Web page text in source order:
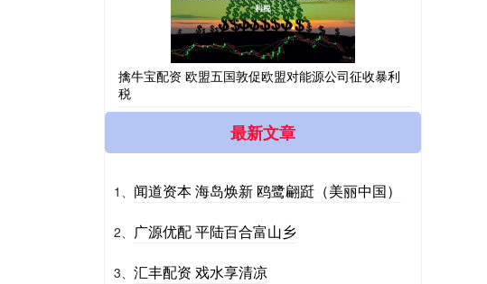
擒牛宝配资 欧盟五国敦促欧盟对能源公司征收暴利
税
最新文章
1、 闻道资本 海岛焕新 鸥鹭翩跹（美丽中国）
2、 广源优配 平陆百合富山乡
3、 汇丰配资 戏水享清凉